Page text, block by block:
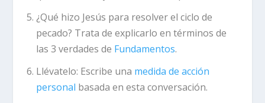
¿Qué hizo Jesús para resolver el ciclo de
pecado? Trata de explicarlo en términos de
las 3 verdades de Fundamentos.
Llévatelo: Escribe una medida de acción
personal basada en esta conversación.